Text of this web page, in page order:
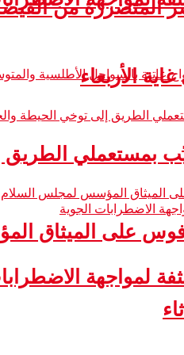
المتضررة من
لمواجهة
الأربعاء
بمستعملي
على الميثاق